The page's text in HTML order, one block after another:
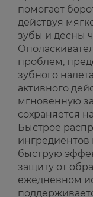
помогает
действуя
зубы и десны
проблем,
зубного
активного
мгновенную
сохраняется
Быстрое
ингредиентов
быструю
защиту от
ежедневном